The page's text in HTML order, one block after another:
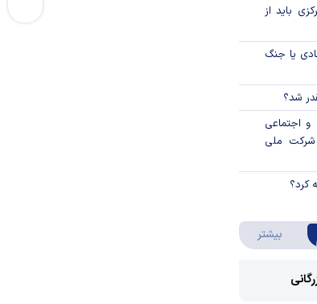
باید از
یا جنگ
و اجتماعی
شرکت ملی
کرد؟
بیشتر درباره ویدئو ویژه